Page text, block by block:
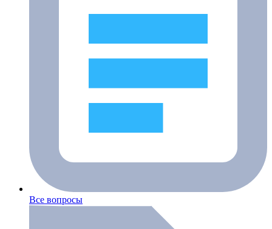
Все вопросы